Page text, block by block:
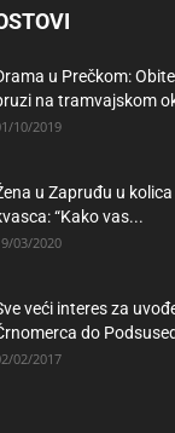
u Prečkom:
na tramvajskom
10/2019
u Zapruđu u
“Kako vas...
03/2020
veći interes za
do
02/2017